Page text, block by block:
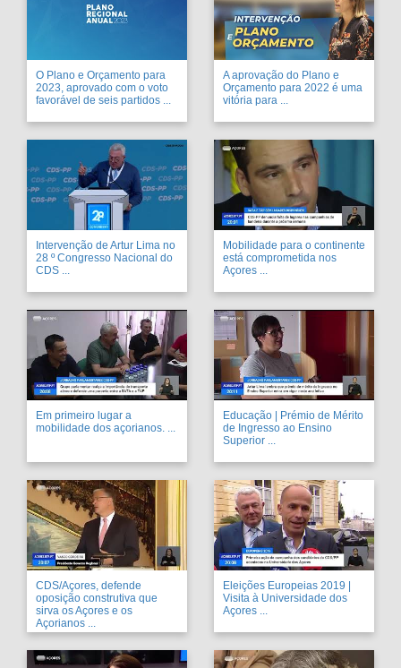
O Plano e Orçamento para
2023, aprovado com o voto
favorável de seis partidos ...
A aprovação do Plano e
Orçamento para 2022 é uma
vitória para ...
Intervenção de Artur Lima no
28 º Congresso Nacional do
CDS ...
Mobilidade para o continente
está comprometida nos
Açores ...
Em primeiro lugar a
mobilidade dos açorianos. ...
Educação | Prémio de Mérito
de Ingresso ao Ensino
Superior ...
CDS/Açores, defende
oposição construtiva que
sirva os Açores e os
Açorianos ...
Eleições Europeias 2019 |
Visita à Universidade dos
Açores ...